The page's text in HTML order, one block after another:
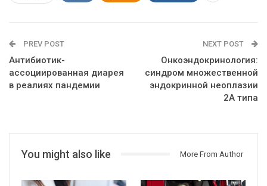
PREV POST
Антибиотик-
ассоциированная диарея
в реалиях пандемии
NEXT POST
Онкоэндокринология:
синдром множественной
эндокринной неоплазии
2А типа
You might also like More From Author